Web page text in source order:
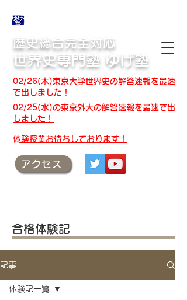
歴史総合完全対応
世界史専門塾 ゆげ塾
02/25(水)の東京外大の解答速報を最速で出
しました！
​体験授業お待ちしております！
アクセス
02/26(木)東京大学世界史の解答速報を最速
で出しました！
合格体験記
記事
体験記一覧